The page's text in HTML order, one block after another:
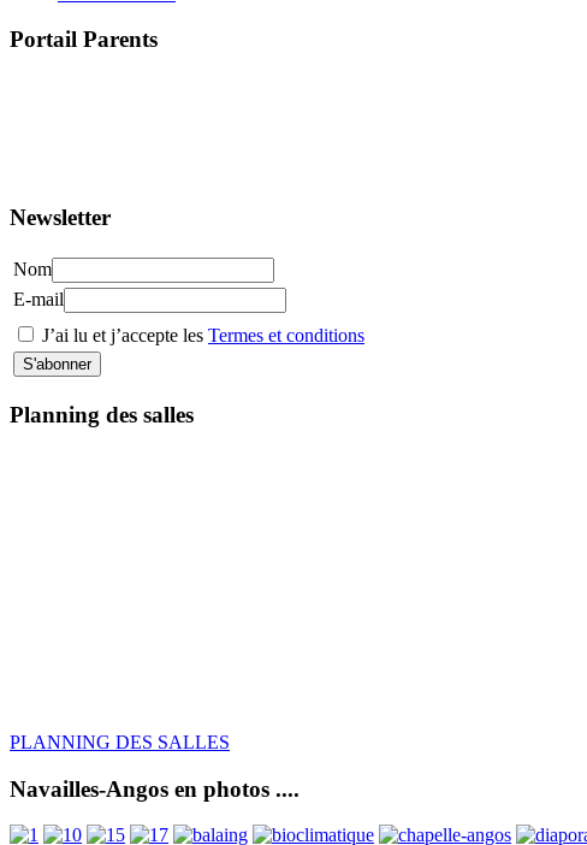
Portail Parents
Newsletter
Nom
E-mail
J’ai lu et j’accepte les Termes et conditions
Planning des salles
PLANNING DES SALLES
Navailles-Angos en photos ....